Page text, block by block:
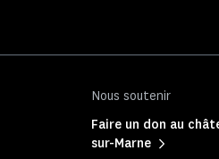
Nous soutenir
Faire un don au
sur-Marne